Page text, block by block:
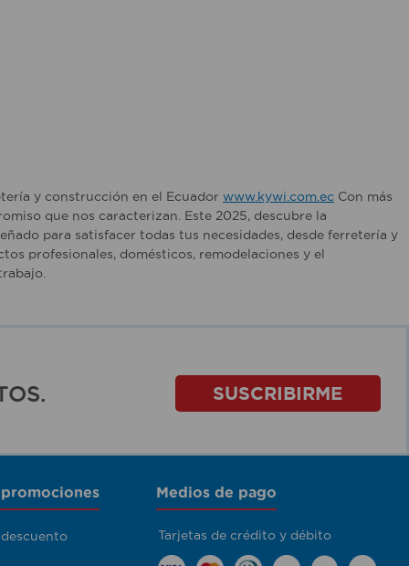
y construcción en el Ecuador www.kywi.com.ec Con más
que nos caracterizan. Este 2025, descubre la
para satisfacer todas tus necesidades, desde ferretería y
profesionales, domésticos, remodelaciones y el
SUSCRIBIRME
Medios de pago
Tarjetas de crédito y débito